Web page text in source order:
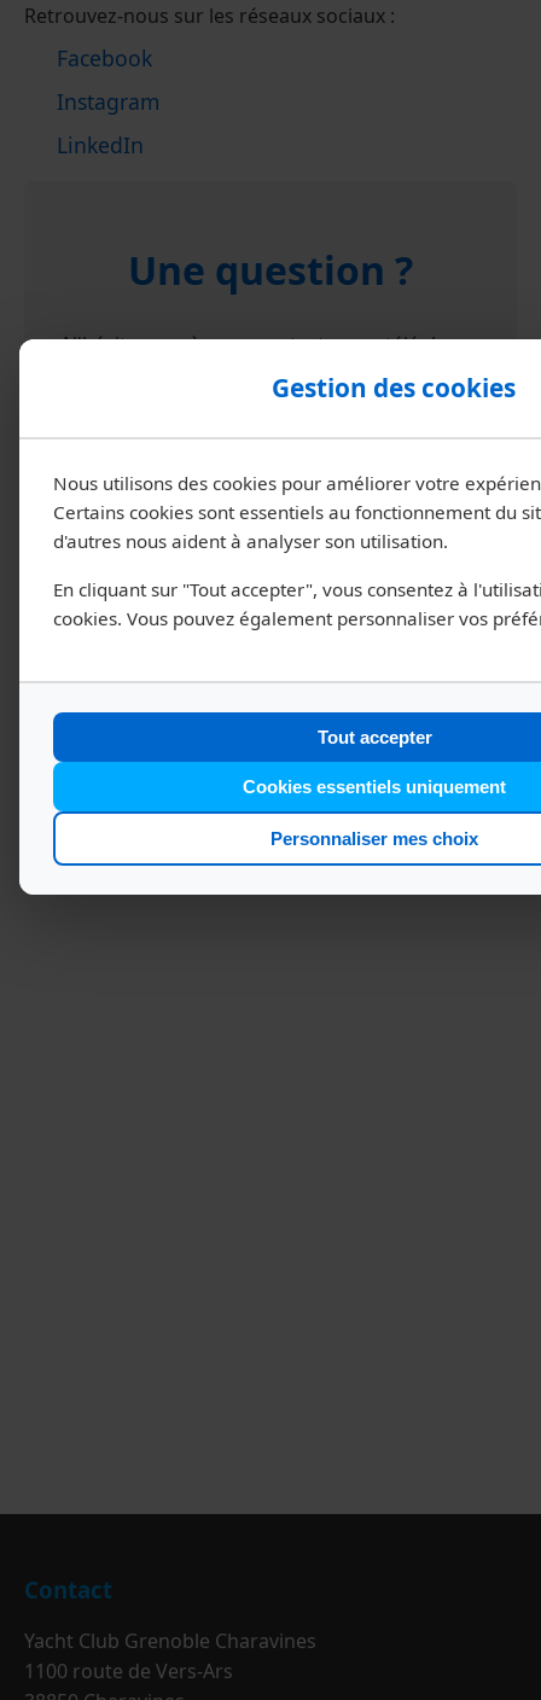
Retrouvez-nous sur les réseaux sociaux :
Facebook
Instagram
LinkedIn
Une question ?
N'hésitez pas à nous contacter par téléphone
ou par email. Notre équipe se fera un plaisir
de vous renseigner !
Contact
Yacht Club Grenoble Charavines
1100 route de Vers-Ars
Gestion des cookies
Nous utilisons des cookies pour améliorer votre
Certains cookies sont essentiels au fonctionnement du
d'autres nous aident à analyser son utilisation.
En cliquant sur "Tout accepter", vous consentez à
cookies. Vous pouvez également personnaliser vos
Tout accepter
Cookies essentiels uniquement
Personnaliser mes choix